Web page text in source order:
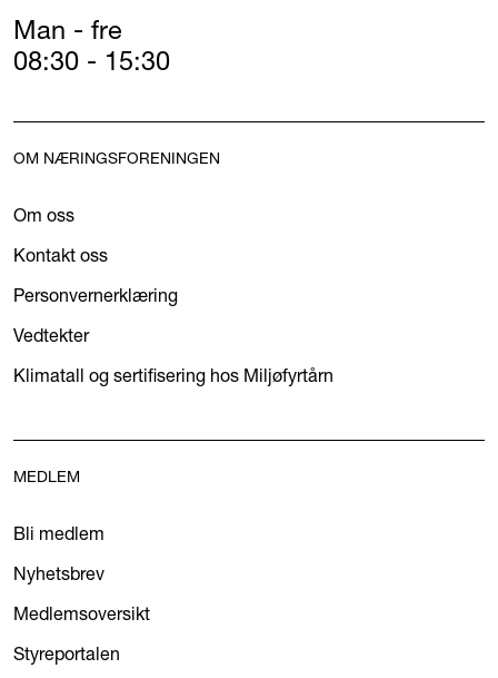
Man - fre
08:30 - 15:30
OM NÆRINGSFORENINGEN
Om oss
Kontakt oss
Personvernerklæring
Vedtekter
Klimatall og sertifisering hos Miljøfyrtårn
MEDLEM
Bli medlem
Nyhetsbrev
Medlemsoversikt
Styreportalen